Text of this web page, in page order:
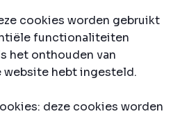
cookies worden gebruikt
functionaliteiten
het onthouden van
website hebt ingesteld.
deze cookies worden